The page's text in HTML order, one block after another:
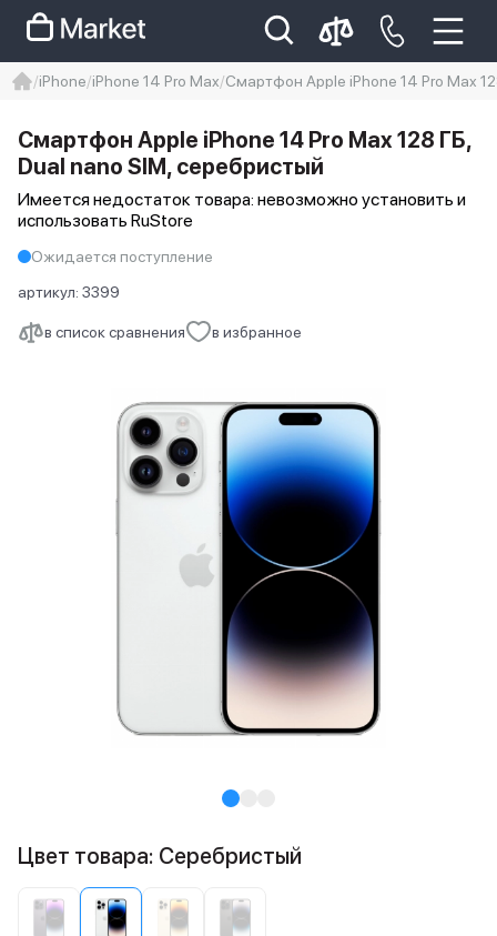
Iphone 14 pro max
айфон 14
iPhone iPhone 14 Pro Max Смартфон Apple iPhone 14 Pro Max
в список сравнения в избранное
Смартфон Apple iPhone 14 Pro Max 128 ГБ,
Dual nano SIM, серебристый
Имеется недостаток товара: невозможно установить и
использовать RuStore
Ожидается поступление
артикул: 3399
Цвет товара: Cеребристый